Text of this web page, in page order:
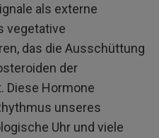
als externe
vegetative
das die Ausschüttung
der
Diese Hormone
unseres
Uhr und viele